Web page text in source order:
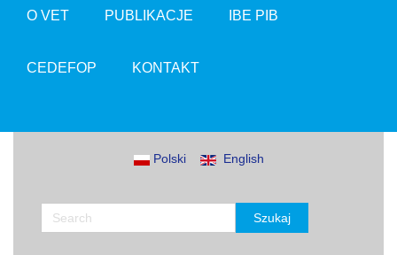
O VET PUBLIKACJE IBE PIB
CEDEFOP KONTAKT
Polski English